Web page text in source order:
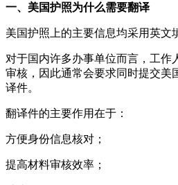
一、美国护照为什么需要翻译
美国护照上的主要信息均采用英文
对于国内许多办事单位而言，工作
审核，因此通常会要求同时提交美
译件。
翻译件的主要作用在于：
方便身份信息核对；
提高材料审核效率；